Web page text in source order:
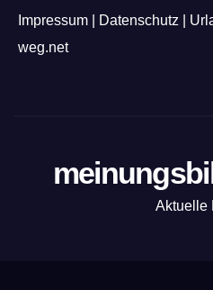
Impressum Datenschutz
weg.net
Aktuelle